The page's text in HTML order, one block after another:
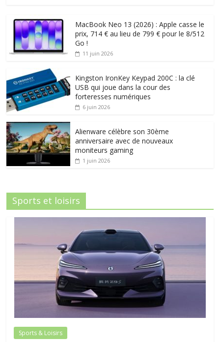
MacBook Neo 13 (2026) : Apple casse le
prix, 714 € au lieu de 799 € pour le 8/512
Go !
11 juin 2026
Kingston IronKey Keypad 200C : la clé
USB qui joue dans la cour des
forteresses numériques
6 juin 2026
Alienware célèbre son 30ème
anniversaire avec de nouveaux
moniteurs gaming
1 juin 2026
Sports et loisirs
Sports & Loisirs